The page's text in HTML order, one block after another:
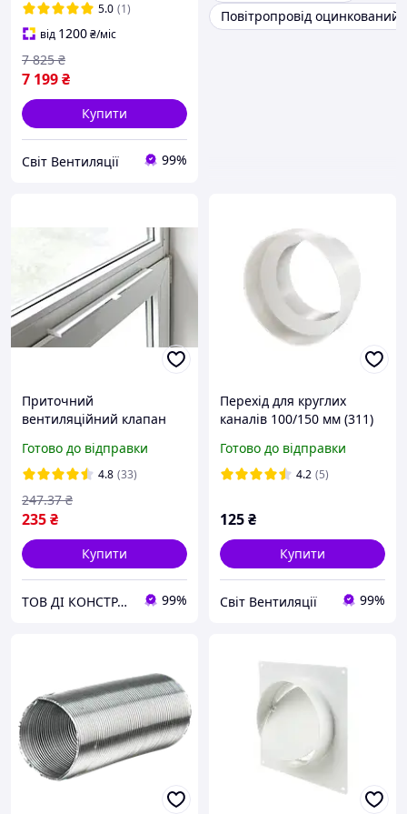
5.0 (1)
від 1200₴/міс
7 199₴
7 825 ₴
Купити
Світ Вентиляції 99%
Повітропровід оцинкований
Приточний
вентиляційний клапан
Готово до відправки
4.8 (33)
235₴
247.37 ₴
Купити
ТОВ ДІ КОНСТРАКШН 99%
Перехід для круглих
каналів 100/150 мм (311)
Готово до відправки
4.2 (5)
125₴
Купити
Світ Вентиляції 99%